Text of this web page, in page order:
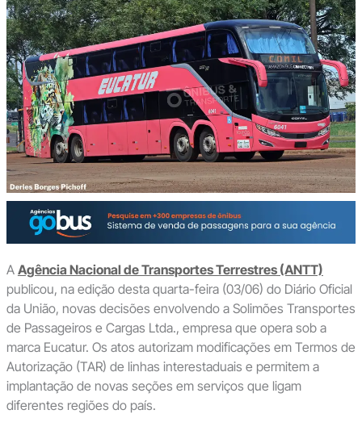
A Agência Nacional de Transportes Terrestres (ANTT)
publicou, na edição desta quarta-feira (03/06) do Diário Oficial
da União, novas decisões envolvendo a Solimões Transportes
de Passageiros e Cargas Ltda., empresa que opera sob a
marca Eucatur. Os atos autorizam modificações em Termos de
Autorização (TAR) de linhas interestaduais e permitem a
implantação de novas seções em serviços que ligam
diferentes regiões do país.